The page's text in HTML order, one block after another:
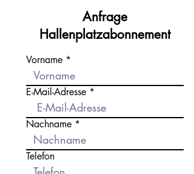
Anfrage
Hallenplatzabonnement
Vorname
E-Mail-Adresse
Nachname
Telefon